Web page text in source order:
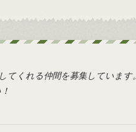
てくれる仲間を募集しています。